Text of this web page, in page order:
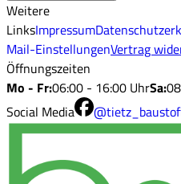
Weitere
LinksImpressum
Mail-EinstellungenVertrag
Öffnungszeiten
Mo - Fr:06:00 - 16:00 UhrSa:
Social Media